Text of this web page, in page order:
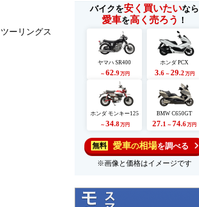
ーリングス
バイクを安く買いたいなら
愛車を高く売ろう ！
ヤマハ SR400
～ 62.9 万円
ホンダ PCX
3.6 ～ 29.2 万円
ホンダ モンキー125
～ 34.8万円
BMW C650GT
27.1 ～ 74.6万円
無料 愛車の相場を調べる
※画像と価格はイメージです